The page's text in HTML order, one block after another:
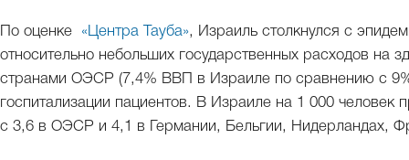
По оценке «Центра Тауба», Израиль столкнулся с
относительно небольших государственных расходов на
странами ОЭСР (7,4% ВВП в Израиле по сравнению с
госпитализации пациентов. В Израиле на 1 000 человек
с 3,6 в ОЭСР и 4,1 в Германии, Бельгии, Нидерландах,